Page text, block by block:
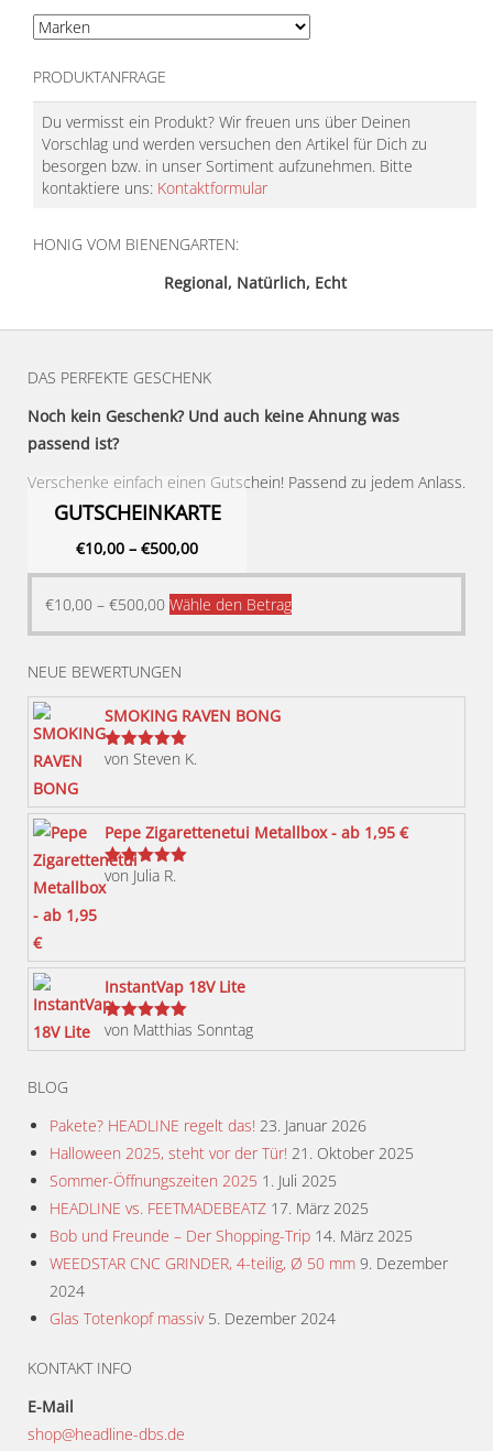
PRODUKTANFRAGE
Du vermisst ein Produkt? Wir freuen uns über Deinen
Vorschlag und werden versuchen den Artikel für Dich zu
besorgen bzw. in unser Sortiment aufzunehmen. Bitte
kontaktiere uns: Kontaktformular
HONIG VOM BIENENGARTEN:
Regional, Natürlich, Echt
DAS PERFEKTE GESCHENK
Noch kein Geschenk? Und auch keine Ahnung was
passend ist?
Verschenke einfach einen Gutschein! Passend zu jedem Anlass.
GUTSCHEINKARTE
€10,00 – €500,00
€10,00 – €500,00 Wähle den BetragDieses
Produkt
können
werden
NEUE BEWERTUNGEN
SMOKING RAVEN BONG
Bewertet
von Steven K.
Pepe Zigarettenetui Metallbox - ab 1,95 €
Bewertet
mit
von Julia R.
InstantVap 18V Lite
Bewertet
von Matthias Sonntag
BLOG
Pakete? HEADLINE regelt das! 23. Januar 2026
Halloween 2025, steht vor der Tür! 21. Oktober 2025
Sommer-Öffnungszeiten 2025 1. Juli 2025
HEADLINE vs. FEETMADEBEATZ 17. März 2025
Bob und Freunde – Der Shopping-Trip 14. März 2025
WEEDSTAR CNC GRINDER, 4-teilig, Ø 50 mm 9. Dezember
2024
Glas Totenkopf massiv 5. Dezember 2024
KONTAKT INFO
E-Mail
shop@headline-dbs.de